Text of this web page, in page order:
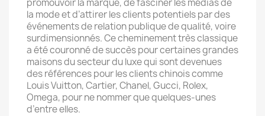
promouvoir la marque, de fasciner les médias de
la mode et d’attirer les clients potentiels par des
événements de relation publique de qualité, voire
surdimensionnés. Ce cheminement très classique
a été couronné de succès pour certaines grandes
maisons du secteur du luxe qui sont devenues
des références pour les clients chinois comme
Louis Vuitton, Cartier, Chanel, Gucci, Rolex,
Omega, pour ne nommer que quelques-unes
d’entre elles.